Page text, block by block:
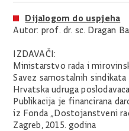
Dijalogom do uspjeha
Autor: prof. dr. sc. Dragan
IZDAVAČI:
Ministarstvo rada i
Savez samostalnih
Hrvatska udruga poslodavaca
Publikacija je financirana
iz Fonda „Dostojanstveni
Zagreb, 2015. godina